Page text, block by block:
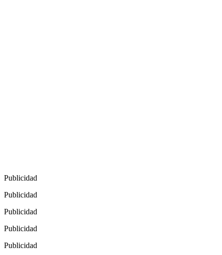
Publicidad
Publicidad
Publicidad
Publicidad
Publicidad